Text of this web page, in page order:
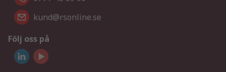
kund@rsonline.se
Följ oss på